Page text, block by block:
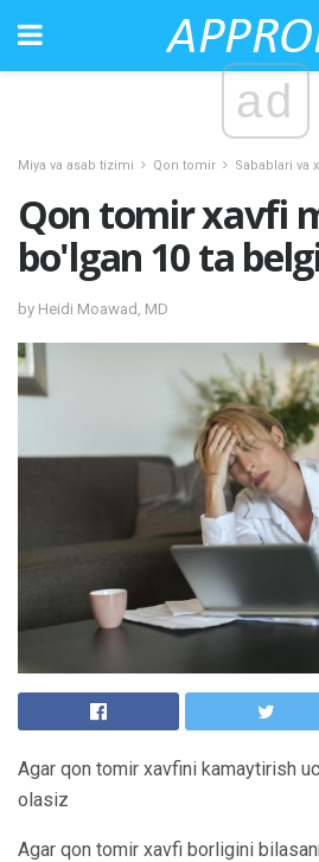
ad
Miya va asab tizimi Qon tomir Sabablari va
Qon tomir xavfi
bo'lgan 10 ta
by Heidi Moawad, MD
Agar qon tomir xavfini kamaytirish
olasiz
Agar qon tomir xavfi borligini